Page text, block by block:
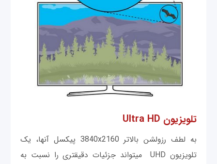
تلویزیون Ultra HD
به لطف رزولشن بالاتر 3840x2160 پیکسل آنها، یک
تلویزیون UHD می‎تواند جزئیات دقیقتری را نسبت به